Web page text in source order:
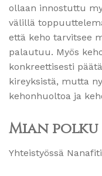
ollaan innostuttu
välillä
että keho tarvitsee
palautuu. Myös
konkreettisesti
kireyksistä, mutta
kehonhuoltoa ja
Mian polku
Yhteistyössä